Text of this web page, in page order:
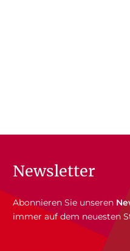
Newsletter
Abonnieren Sie unseren
immer auf dem neuesten